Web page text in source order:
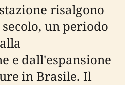
risalgono
un periodo
e dall'espansione
in Brasile. Il